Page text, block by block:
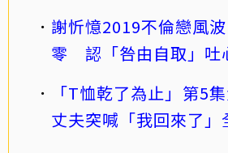
謝忻憶2019不倫戀風
零 認「咎由自取」吐
「T恤乾了為止」第5
丈夫突喊「我回來了」